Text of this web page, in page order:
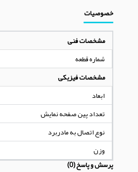
خصوصیات
مشخصات فنی
شماره قطعه
مشخصات فیزیکی
ابعاد
تعداد پین صفحه نمایش
نوع اتصال به مادربرد
وزن
پرسش و پاسخ (0)